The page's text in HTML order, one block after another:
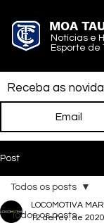
MOA
Notícias e
Esporte de
Receba as
Post
Todos os posts
Todos os posts
LOCOMOTIVA
12 de fev. de 2020